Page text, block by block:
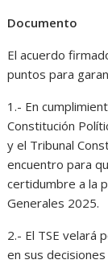
Documento
El acuerdo
puntos para
1.- En
Constitución
y el Tribunal
encuentro para
certidumbre a la
Generales 2025.
2.- El TSE velará
en sus